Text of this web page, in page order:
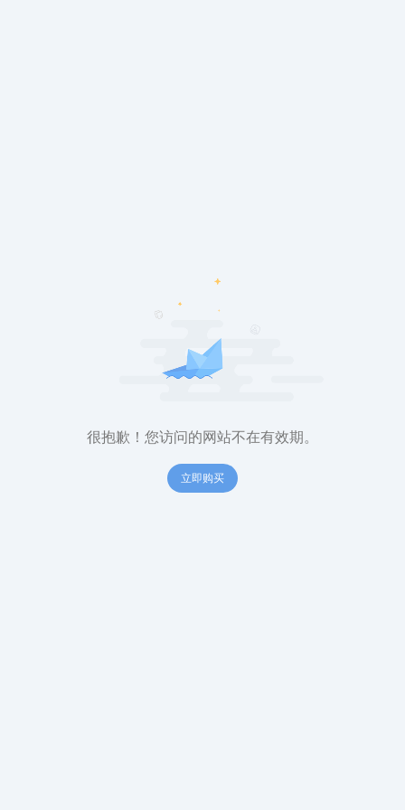
很抱歉！您访问的网站不在有效期。
立即购买